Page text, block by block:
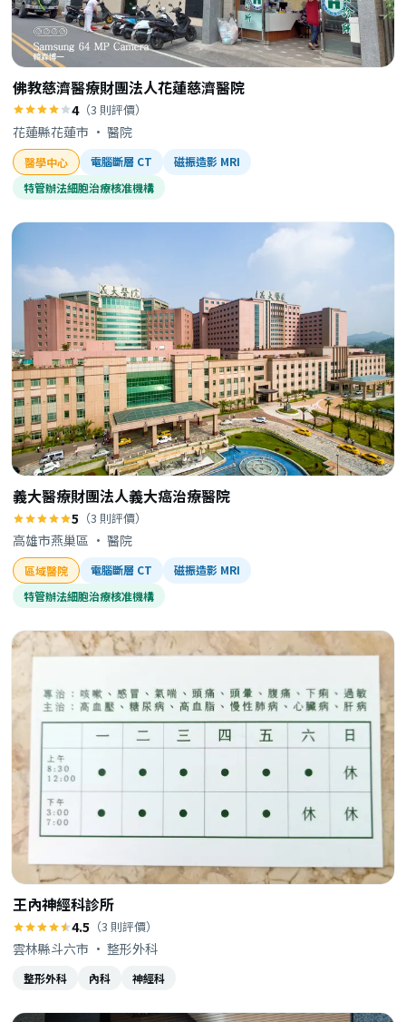
佛教慈濟醫療財團法人花蓮慈濟醫院
4（3 則評價）
花蓮縣花蓮市 · 醫院
醫學中心 電腦斷層 CT
磁振造影 MRI
特管辦法細胞治療核准機構
義大醫療財團法人義大癌治療醫院
5 （3 則評價）
高雄市燕巢區 · 醫院
區域醫院 電腦斷層 CT
磁振造影 MRI
特管辦法細胞治療核准機構
王內神經科診所
4.5 （3 則評價）
雲林縣斗六市 · 整形外科
整形外科 內科 神經科